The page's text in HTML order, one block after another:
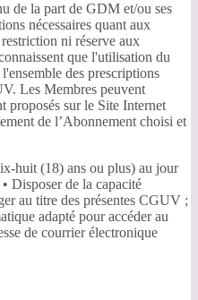
de la part de GDM et/ou ses
nécessaires quant aux
ni réserve aux
que l'utilisation du
des prescriptions
Les Membres peuvent
proposés sur le Site Internet
de l’Abonnement choisi et
huit (18) ans ou plus) au jour
Disposer de la capacité
au titre des présentes CGUV ;
adapté pour accéder au
de courrier électronique